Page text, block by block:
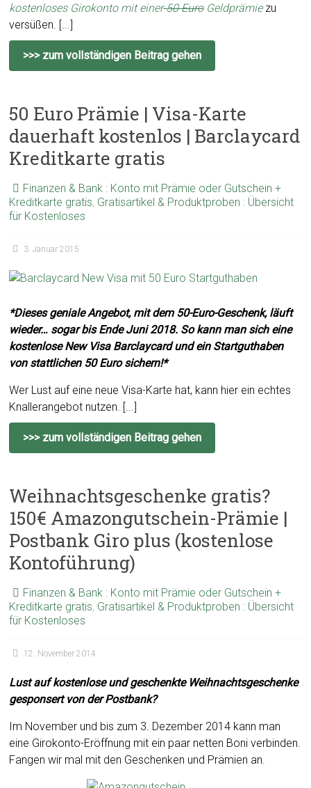
kostenloses Girokonto mit einer50 EuroGeldprämie zu
versüßen. [...]
>>> zum vollständigen Beitrag gehen
50 Euro Prämie | Visa-Karte
dauerhaft kostenlos | Barclaycard
Kreditkarte gratis
Finanzen & Bank : Konto mit Prämie oder Gutschein +
Kreditkarte gratis, Gratisartikel & Produktproben : Übersicht
für Kostenloses
3. Januar 2015
*Dieses geniale Angebot, mit dem 50-Euro-Geschenk, läuft
wieder… sogar bis Ende Juni 2018. So kann man sich eine
kostenlose New Visa Barclaycard und ein Startguthaben
von stattlichen 50 Euro sichern!*
Wer Lust auf eine neue Visa-Karte hat, kann hier ein echtes
Knallerangebot nutzen. [...]
>>> zum vollständigen Beitrag gehen
Weihnachtsgeschenke gratis?
150€ Amazongutschein-Prämie |
Postbank Giro plus (kostenlose
Kontoführung)
Finanzen & Bank : Konto mit Prämie oder Gutschein +
Kreditkarte gratis, Gratisartikel & Produktproben : Übersicht
für Kostenloses
12. November 2014
Lust auf kostenlose und geschenkte Weihnachtsgeschenke
gesponsert von der Postbank?
Im November und bis zum 3. Dezember 2014 kann man
eine Girokonto-Eröffnung mit ein paar netten Boni verbinden.
Fangen wir mal mit den Geschenken und Prämien an.